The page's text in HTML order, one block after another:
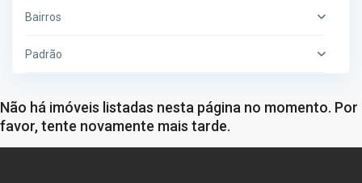
Bairros
Padrão
Não há imóveis listadas nesta página no momento. Por
favor, tente novamente mais tarde.